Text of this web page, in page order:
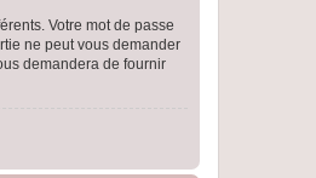
Votre mot de passe
ne peut vous demander
demandera de fournir